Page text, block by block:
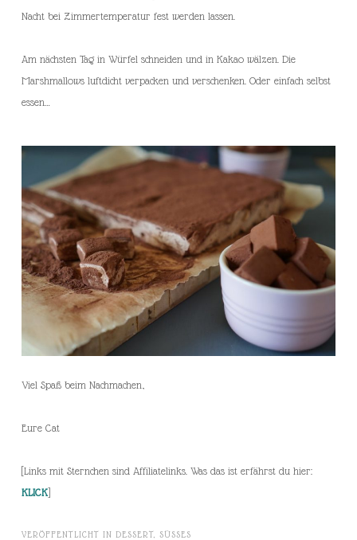
Nacht bei Zimmertemperatur fest werden lassen.
Am nächsten Tag in Würfel schneiden und in Kakao wälzen. Die
Marshmallows luftdicht verpacken und verschenken. Oder einfach selbst
essen…
Viel Spaß beim Nachmachen,
Eure Cat
[Links mit Sternchen sind Affiliatelinks. Was das ist erfährst du hier:
KLICK]
VERÖFFENTLICHT IN DESSERT SÜSSES